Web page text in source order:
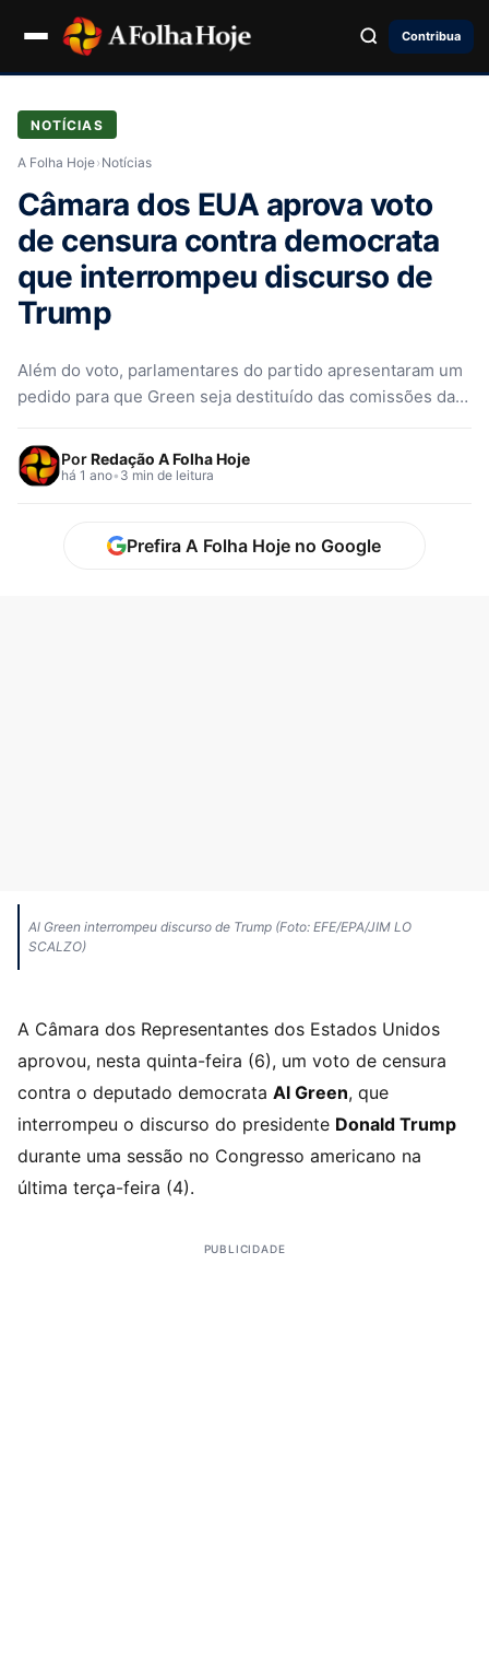
Contribua
NOTÍCIAS
A Folha Hoje› Notícias
Câmara dos EUA aprova voto
de censura contra democrata
que interrompeu discurso de
Trump
Além do voto, parlamentares do partido apresentaram um
pedido para que Green seja destituído das comissões da
PorRedação A Folha Hoje
há 1 ano• 3 min de leitura
Prefira A Folha Hoje no Google
Al Green interrompeu discurso de Trump (Foto: EFE/EPA/JIM LO
SCALZO)
A Câmara dos Representantes dos Estados Unidos
aprovou, nesta quinta-feira (6), um voto de censura
contra o deputado democrata Al Green, que
interrompeu o discurso do presidente Donald Trump
durante uma sessão no Congresso americano na
última terça-feira (4).
PUBLICIDADE